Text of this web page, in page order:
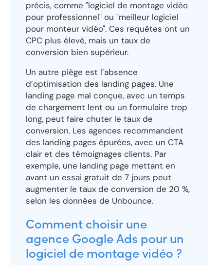
précis, comme "logiciel de montage vidéo
pour professionnel" ou "meilleur logiciel
pour monteur vidéo". Ces requêtes ont un
CPC plus élevé, mais un taux de
conversion bien supérieur.
Un autre piège est l’absence
d’optimisation des landing pages. Une
landing page mal conçue, avec un temps
de chargement lent ou un formulaire trop
long, peut faire chuter le taux de
conversion. Les agences recommandent
des landing pages épurées, avec un CTA
clair et des témoignages clients. Par
exemple, une landing page mettant en
avant un essai gratuit de 7 jours peut
augmenter le taux de conversion de 20 %,
selon les données de Unbounce.
Comment choisir une
agence Google Ads pour un
logiciel de montage vidéo ?